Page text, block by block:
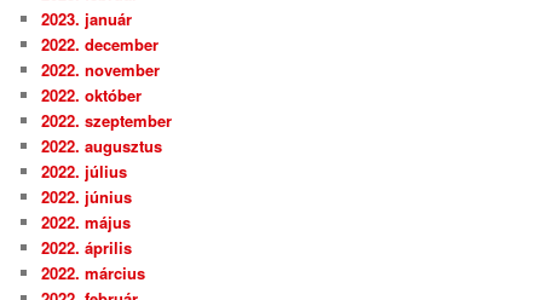
2023. január
2022. december
2022. november
2022. október
2022. szeptember
2022. augusztus
2022. július
2022. június
2022. május
2022. április
2022. március